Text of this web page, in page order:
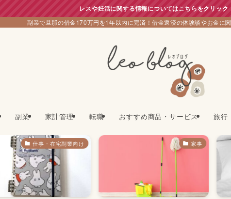
レスや妊活に関する情報についてはこちらをクリック
副業で旦那の借金170万円を1年以内に完済！借金返済の体験談やお金に
副業 家計管理 転職 おすすめ商品・サービス 旅行
仕事・在宅副業向け 家事